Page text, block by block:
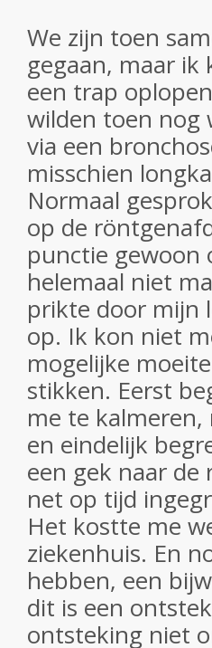
We zijn toen
gegaan, maar
een trap
wilden toen nog
via een
misschien
Normaal
op de
punctie gewoon
helemaal niet
prikte door mijn
op. Ik kon niet
mogelijke
stikken. Eerst
me te
en eindelijk
een gek naar
net op tijd
Het kostte me
ziekenhuis. En
hebben, een
dit is een
ontsteking niet